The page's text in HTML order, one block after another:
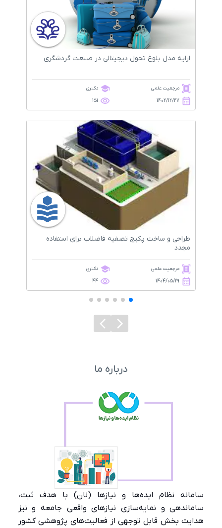
ارایه مدل بلوغ تحول دیجیتالی در صنعت گردشگری
مرجعیت علمی
دکتری
1402/12/27
151
طراحی و ساخت پکیج تصفیه فاضلاب برای استفاده
مجدد
مرجعیت علمی
دکتری
1404/05/29
44
درباره ما
سامانه نظام ایده‌ها و نیازها (نان) با هدف ثبت،
ساماندهی و نمایه‌سازی نیازهای واقعی جامعه و نیز
هدایت بخش قابل توجهی از فعالیت‌های پژوهشی کشور